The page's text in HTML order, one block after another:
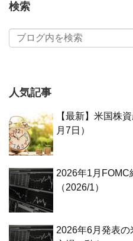
検索
人気記事
【最新】米国株
月7日）
2026年1月FOMC
（2026/1）
2026年6月発表の